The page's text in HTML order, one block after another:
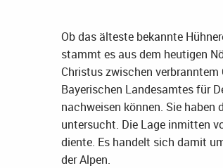
Ob das älteste bekannte
stammt es aus dem heutigen
Christus zwischen
Bayerischen Landesamtes für
nachweisen können. Sie
untersucht. Die Lage inmitten
diente. Es handelt sich damit
der Alpen.